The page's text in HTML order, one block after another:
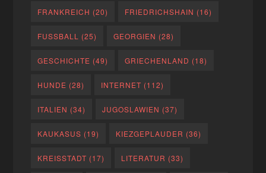
FRANKREICH (20) FRIEDRICHSHAIN (16)
FUSSBALL (25) GEORGIEN (28)
GESCHICHTE (49) GRIECHENLAND (18)
HUNDE (28) INTERNET (112)
ITALIEN (34) JUGOSLAWIEN (37)
KAUKASUS (19) KIEZGEPLAUDER (36)
KREISSTADT (17) LITERATUR (33)